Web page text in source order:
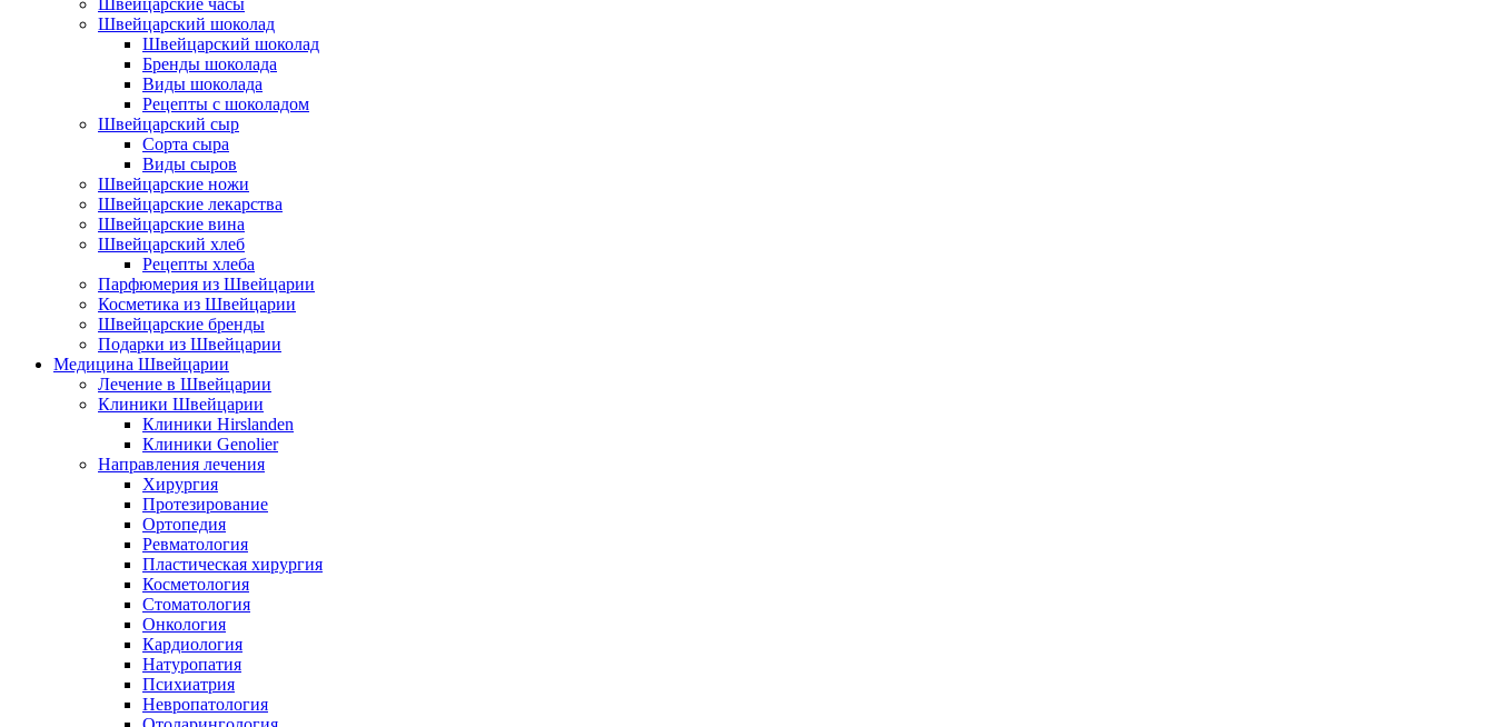
Швейцарские часы
Швейцарский шоколад
Швейцарский шоколад
Бренды шоколада
Виды шоколада
Рецепты с шоколадом
Швейцарский сыр
Сорта сыра
Виды сыров
Швейцарские ножи
Швейцарские лекарства
Швейцарские вина
Швейцарский хлеб
Рецепты хлеба
Парфюмерия из Швейцарии
Косметика из Швейцарии
Швейцарские бренды
Подарки из Швейцарии
Медицина Швейцарии
Лечение в Швейцарии
Клиники Швейцарии
Клиники Hirslanden
Клиники Genolier
Направления лечения
Хирургия
Протезирование
Ортопедия
Ревматология
Пластическая хирургия
Косметология
Стоматология
Онкология
Кардиология
Натуропатия
Психиатрия
Невропатология